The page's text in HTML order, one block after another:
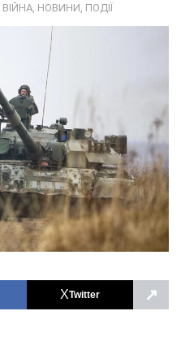
ВІЙНА НОВИНИ ПОДІЇ
Twitter ↗